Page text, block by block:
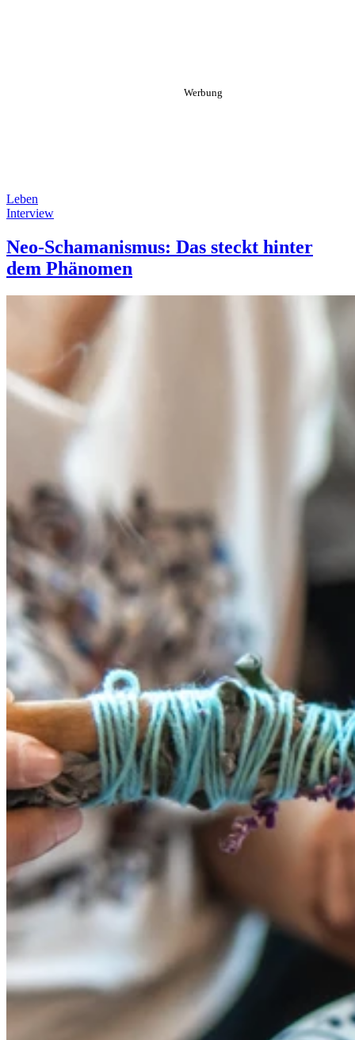
Leben
Interview
Neo-Schamanismus: Das steckt hinter
dem Phänomen